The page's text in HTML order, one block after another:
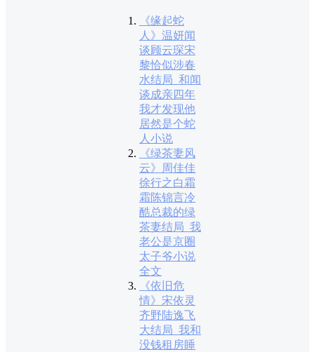
《缘起蛇
人》温妍闻
谈顾云琛宋
黎恰似涉春
水结局_和闻
谈成亲四年
我才发现他
居然是个蛇
人小说
《绿茶妻风
云》周佳佳
徐行之白霜
霜陈锦言冷
酷总裁的绿
茶妻结局_我
老公是京圈
太子爷小说
全文
《依旧危
情》宋依灵
齐野陆逸飞
大结局_我和
没钱租房睡